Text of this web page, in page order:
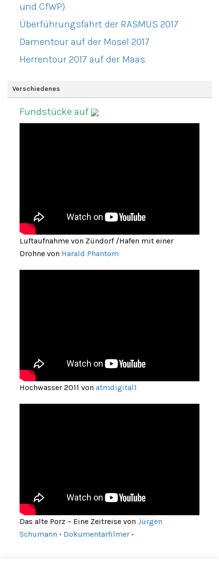
und CfWP)
Überführungsfahrt der RASMUS 2017
Damentour auf der Mosel 2017
Herrentour 2017 auf der Maas
Verschiedenes
Fundstücke auf
Luftaufnahme von Zündorf /Hafen mit einer
Drohne von Harald Phantom
Hochwasser 2011 von atmdigital1
Das alte Porz – Eine Zeitreise von Jürgen
Schumann • Dokumentarfilmer •